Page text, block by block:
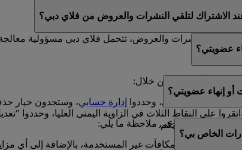
الاشتراك لتلقي النشرات والعروض من فلاي دبي؟
تتلقوا النشرات والعروض، تتحمل فلاي دبي مسؤولية
عضويتي؟
في أي وقت من خلال:
إلى ملفكم الشخصي، وحددوا إدارة حسابي، وستجدون خيار
على النقاط الثلاث في الزاوية اليمنى العليا،
سعداء بمساعدتكم.
إنهاء عضويتي؟
عضويتكم، فيرجى ملاحظة ما يلي:
الأميال والمكافآت غير المستخدمة، بالإضافة إلى أي
الخاص بي؟